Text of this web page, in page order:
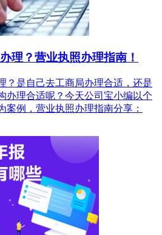
理？营业执照办理指南！
？是自己去工商局办理合适，还是
办理合适呢？今天公司宝小编以个
案例，营业执照办理指南分享：